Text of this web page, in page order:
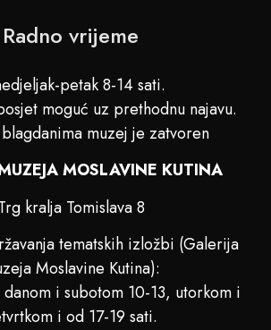
Radno vrijeme
petak 8-14 sati.
moguć uz prethodnu najavu.
muzej je zatvoren
MOSLAVINE KUTINA
kralja Tomislava 8
tematskih izložbi (Galerija
Moslavine Kutina):
i subotom 10-13, utorkom i
i od 17-19 sati.